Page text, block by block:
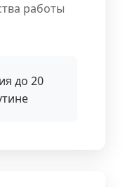
работы
до 20